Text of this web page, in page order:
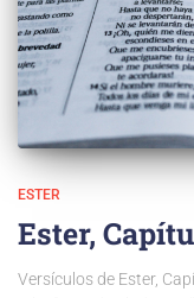
ESTER
Ester,
Versículos de Ester,